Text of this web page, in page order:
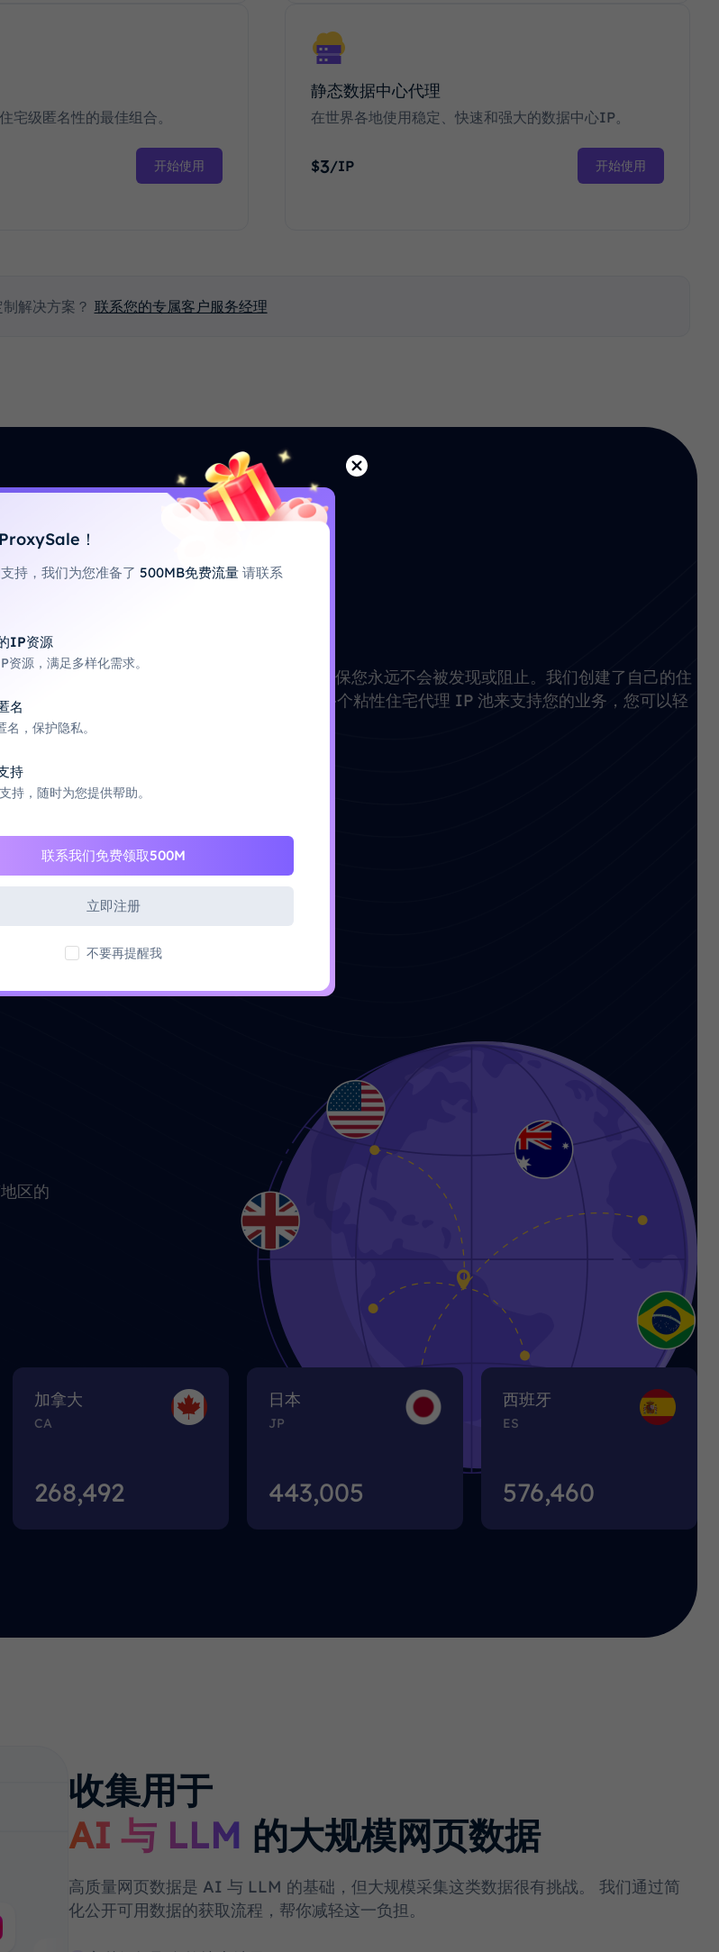
宅级匿名性的最佳组合。
开始使用
静态数据中心代理
在世界各地使用稳定、快速和强大的数据中心IP。
$3/IP 开始使用
解决方案？ 联系您的专属客户服务经理
宅 IP
间
真实用户 IP
来自真实用户的真实IP地址，确保您永远不会被发现或阻止。我们创建了自己的住
宅代理网络，拥有超过 8600万+个粘性住宅代理 IP 池来支持您的业务，您可以轻
开始使用
区的
加拿大
CA
268,495
日本
JP
443,008
西班牙
ES
576,463
收集用于
AI 与 LLM 的大规模网页数据
高质量网页数据是 AI 与 LLM 的基础，但大规模采集这类数据很有挑战。 我们通过简
化公开可用数据的获取流程，帮你减轻这一负担。
！
持，我们为您准备了 500MB免费流量 请联系
IP资源
资源，满足多样化需求。
名
名，保护隐私。
持
持，随时为您提供帮助。
联系我们免费领取500M
立即注册
不要再提醒我